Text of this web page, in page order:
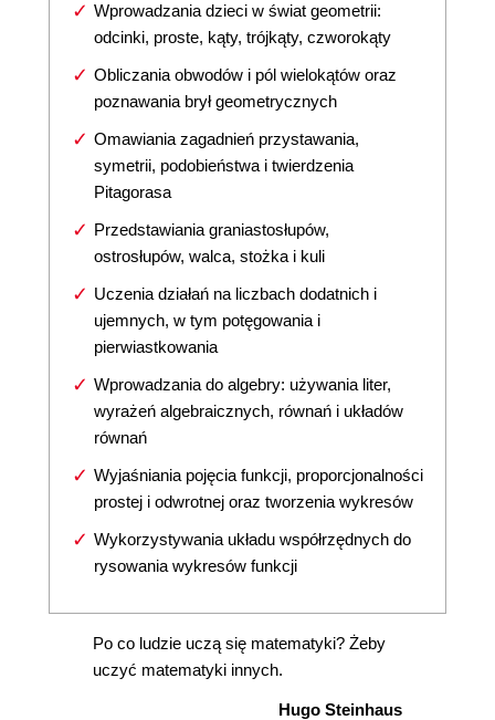
Wprowadzania dzieci w świat geometrii:
odcinki, proste, kąty, trójkąty, czworokąty
Obliczania obwodów i pól wielokątów oraz
poznawania brył geometrycznych
Omawiania zagadnień przystawania,
symetrii, podobieństwa i twierdzenia
Pitagorasa
Przedstawiania graniastosłupów,
ostrosłupów, walca, stożka i kuli
Uczenia działań na liczbach dodatnich i
ujemnych, w tym potęgowania i
pierwiastkowania
Wprowadzania do algebry: używania liter,
wyrażeń algebraicznych, równań i układów
równań
Wyjaśniania pojęcia funkcji, proporcjonalności
prostej i odwrotnej oraz tworzenia wykresów
Wykorzystywania układu współrzędnych do
rysowania wykresów funkcji
Po co ludzie uczą się matematyki? Żeby
uczyć matematyki innych.
Hugo Steinhaus